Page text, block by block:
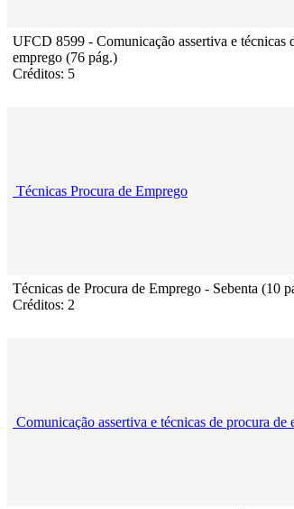
UFCD 8599 - Comunicação assertiva e técnicas
emprego (76 pág.)
Créditos: 5
Técnicas Procura de Emprego
Técnicas de Procura de Emprego - Sebenta (10
Créditos: 2
Comunicação assertiva e técnicas de procura de